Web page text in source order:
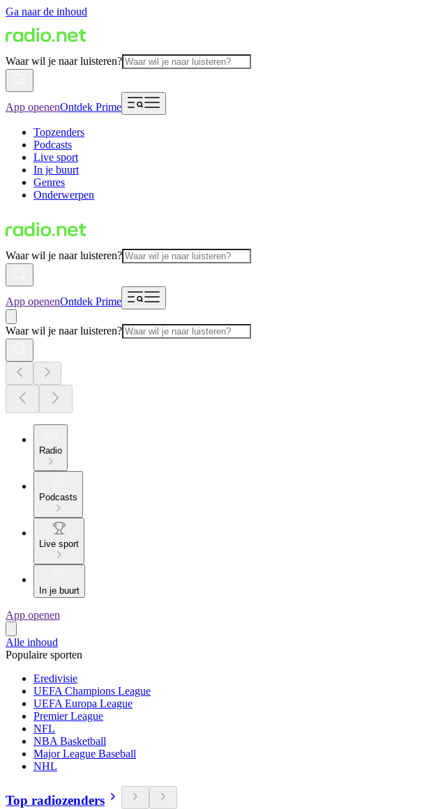
Ga naar de inhoud
Waar wil je naar luisteren?
App openenOntdek Prime
Topzenders
Podcasts
Live sport
In je buurt
Genres
Onderwerpen
Waar wil je naar luisteren?
App openenOntdek Prime
Waar wil je naar luisteren?
Radio
Podcasts
Live sport
In je buurt
App openen
Alle inhoud
Populaire sporten
Eredivisie
UEFA Champions League
UEFA Europa League
Premier League
NFL
NBA Basketball
Major League Baseball
NHL
Top radiozenders